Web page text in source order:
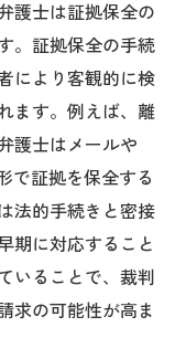
護士は証拠保全の
。証拠保全の手続
により客観的に検
ます。例えば、離
護士はメールや
で証拠を保全する
法的手続きと密接
期に対応すること
いることで、裁判
求の可能性が高ま